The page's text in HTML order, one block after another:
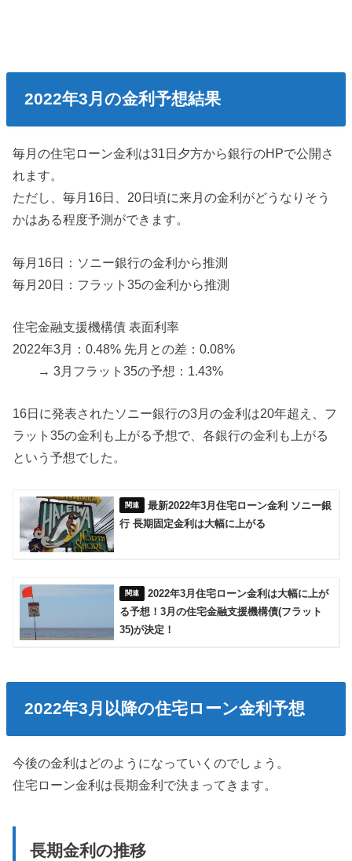
2022年3月の金利予想結果
毎月の住宅ローン金利は31日夕方から銀行のHPで公開さ
れます。
ただし、毎月16日、20日頃に来月の金利がどうなりそう
かはある程度予測ができます。
毎月16日：ソニー銀行の金利から推測
毎月20日：フラット35の金利から推測
住宅金融支援機構債 表面利率
2022年3月：0.48% 先月との差：0.08%
→ 3月フラット35の予想：1.43%
16日に発表されたソニー銀行の3月の金利は20年超え、フ
ラット35の金利も上がる予想で、各銀行の金利も上がる
という予想でした。
最新2022年3月住宅ローン金利 ソニー銀
行 長期固定金利は大幅に上がる
2022年3月住宅ローン金利は大幅に上が
る予想！3月の住宅金融支援機構債(フラット
35)が決定！
2022年3月以降の住宅ローン金利予想
今後の金利はどのようになっていくのでしょう。
住宅ローン金利は長期金利で決まってきます。
長期金利の推移